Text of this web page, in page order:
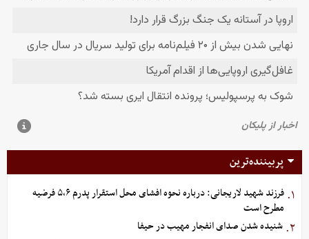
پربیننده‌ترین
۱.
فرزند شهید لاریجانی: درباره نحوه افشای محل استقرار پدرم ۵،۶ فرضیه
مطرح است
۲. شنیده شدن صدای انفجار مهیب در حیفا